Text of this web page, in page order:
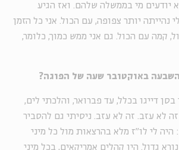
יודעים מי בממשלה שלהם. ואז הגיע
נהייתה יותר צפופה, עם הכול. אני כל הזמן
קמה עם הכול. גם אני ממש כמוך, כלומר,
באוקטובר שעה של הפוגה?
בסן דייגו בכלל, עד פברואר, והלכתי לים,
זה לא עזב. זה לא עזב. ניסיתי גם להסביר
לי לו"ז מלא בהרצאות מול כל מיני
גדול. היו קהלים אמריקאים, בכל מיני